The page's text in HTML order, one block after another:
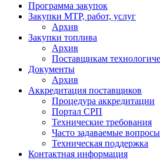
Программа закупок
Закупки МТР, работ, услуг
Архив
Закупки топлива
Архив
Поставщикам
Документы
Архив
Аккредитация поставщиков
Процедура аккредитации
Портал СРП
Технические требования
Часто задаваемые вопросы
Техническая поддержка
Контактная информация